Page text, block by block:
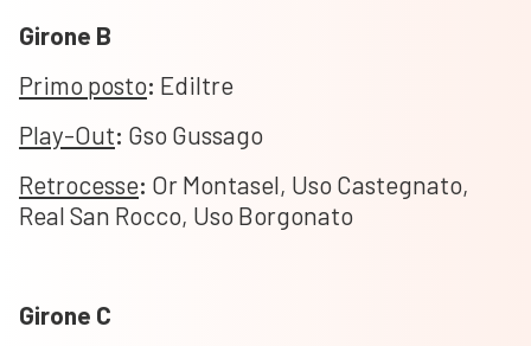
Girone B
Primo posto: Ediltre
Play-Out: Gso Gussago
Retrocesse: Or Montasel, Uso Castegnato,
Real San Rocco, Uso Borgonato
Girone C